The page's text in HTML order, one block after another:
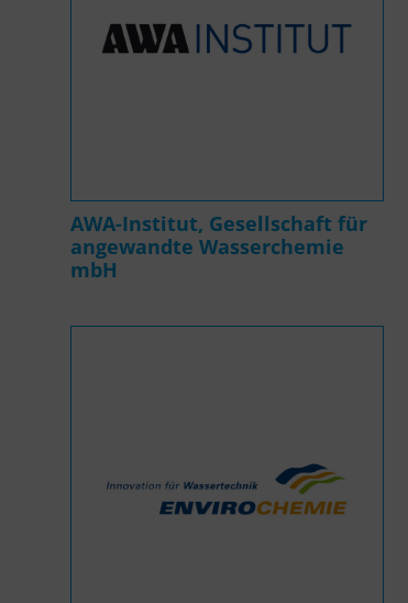
AWA-Institut, Gesellschaft für
angewandte Wasserchemie
mbH